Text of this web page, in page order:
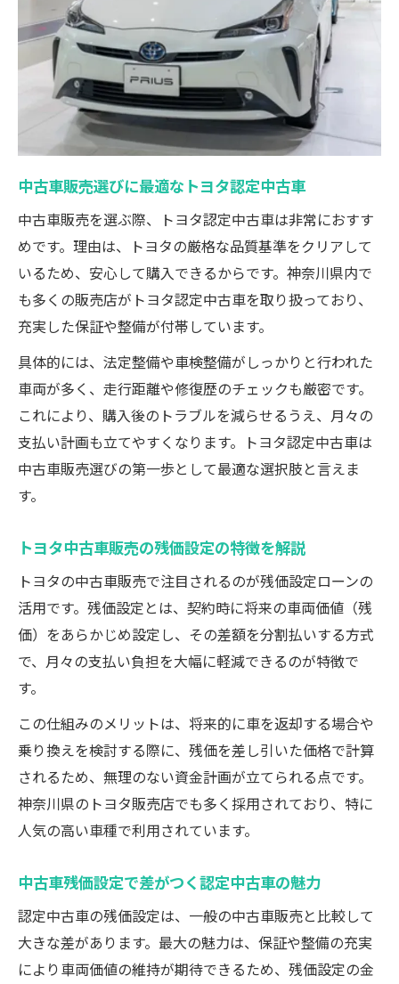
中古車販売選びに最適なトヨタ認定中古車
中古車販売を選ぶ際、トヨタ認定中古車は非常におすす
めです。理由は、トヨタの厳格な品質基準をクリアして
いるため、安心して購入できるからです。神奈川県内で
も多くの販売店がトヨタ認定中古車を取り扱っており、
充実した保証や整備が付帯しています。
具体的には、法定整備や車検整備がしっかりと行われた
車両が多く、走行距離や修復歴のチェックも厳密です。
これにより、購入後のトラブルを減らせるうえ、月々の
支払い計画も立てやすくなります。トヨタ認定中古車は
中古車販売選びの第一歩として最適な選択肢と言えま
す。
トヨタ中古車販売の残価設定の特徴を解説
トヨタの中古車販売で注目されるのが残価設定ローンの
活用です。残価設定とは、契約時に将来の車両価値（残
価）をあらかじめ設定し、その差額を分割払いする方式
で、月々の支払い負担を大幅に軽減できるのが特徴で
す。
この仕組みのメリットは、将来的に車を返却する場合や
乗り換えを検討する際に、残価を差し引いた価格で計算
されるため、無理のない資金計画が立てられる点です。
神奈川県のトヨタ販売店でも多く採用されており、特に
人気の高い車種で利用されています。
中古車残価設定で差がつく認定中古車の魅力
認定中古車の残価設定は、一般の中古車販売と比較して
大きな差があります。最大の魅力は、保証や整備の充実
により車両価値の維持が期待できるため、残価設定の金